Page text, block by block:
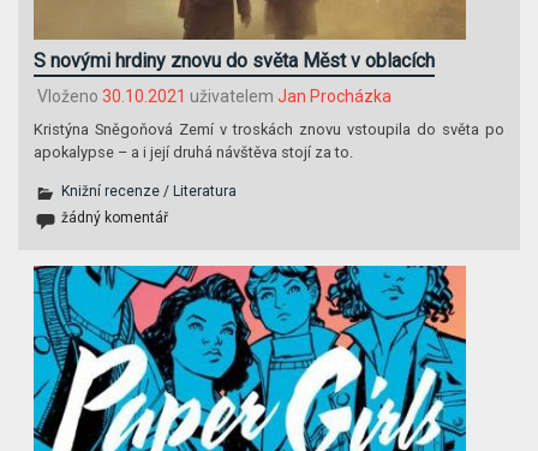
S novými hrdiny znovu do světa Měst v oblacích
Vloženo 30.10.2021 uživatelem Jan Procházka
Kristýna Sněgoňová Zemí v troskách znovu vstoupila do světa po
apokalypse – a i její druhá návštěva stojí za to.
Knižní recenze /Literatura
žádný komentář